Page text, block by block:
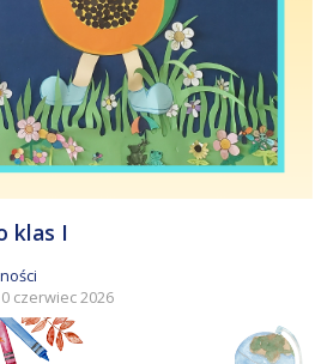
klas I
czerwiec 2026